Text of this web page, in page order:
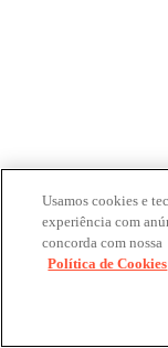
Usamos cookies e
experiência com
concorda com nossa
Política de Cookies